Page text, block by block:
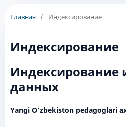
Главная / Индексирование
Индексирование
Индексирование
данных
Yangi O‘zbekiston pedagoglari